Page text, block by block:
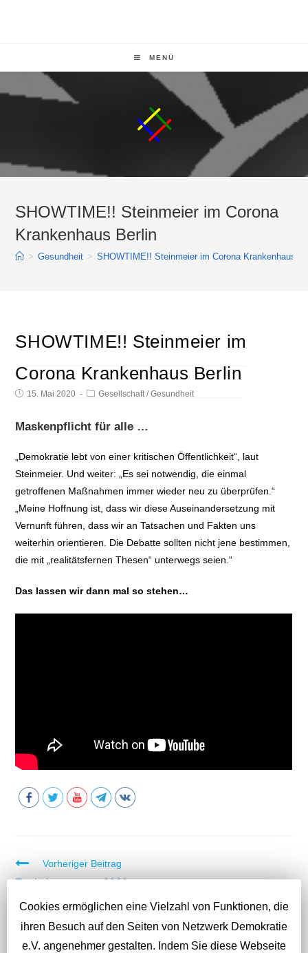
MENÜ
SHOWTIME!! Steinmeier im Corona
Krankenhaus Berlin
> Gesundheit > SHOWTIME!! Steinmeier im Corona Krankenhaus
SHOWTIME!! Steinmeier im
Corona Krankenhaus Berlin
15. Mai 2020 Gesellschaft / Gesundheit
Maskenpflicht für alle …
„Demokratie lebt von einer kritischen Öffentlichkeit“, laut
Steinmeier. Und weiter: „Es sei notwendig, die einmal
getroffenen Maßnahmen immer wieder neu zu überprüfen.“
„Meine Hoffnung ist, dass wir diese Auseinandersetzung mit
Vernunft führen, dass wir an Tatsachen und Fakten uns
weiterhin orientieren. Die Debatte sollten nicht jene bestimmen,
die mit „realitätsfernen Thesen“ unterwegs seien.“
Das lassen wir dann mal so stehen…
W
i
e
Vorheriger Beitrag
Evolutionssprung 2020
Nächster Beitrag
Ritueller Missbrauch? Alles nur Verschwörung? Doku:
Höllenleben Teil 1
Cookies ermöglichen eine Vielzahl von Funktionen, die
ihren Besuch auf den Seiten von Netzwerk Demokratie
e.V. angenehmer gestalten. Indem Sie diese Webseite